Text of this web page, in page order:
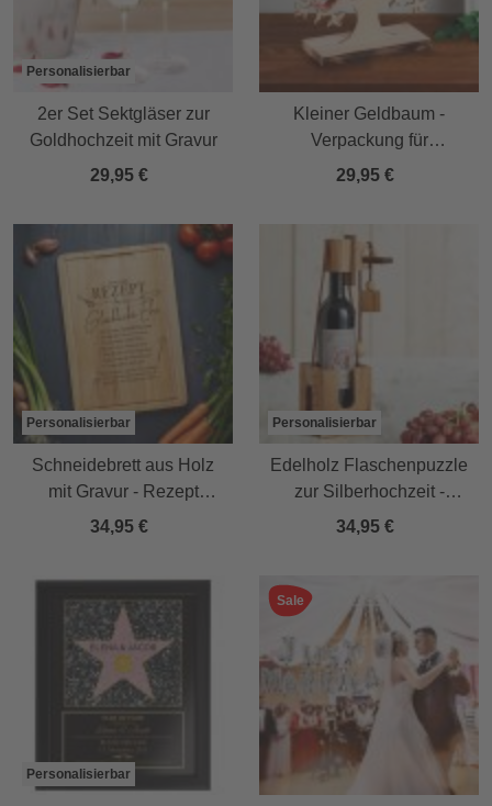
Personalisierbar
2er Set Sektgläser zur
Goldhochzeit mit Gravur
29,95 €
Kleiner Geldbaum -
Verpackung für
Geldgeschenke
29,95 €
Personalisierbar
Schneidebrett aus Holz
mit Gravur - Rezept
glückliche Ehe
34,95 €
Personalisierbar
Edelholz Flaschenpuzzle
zur Silberhochzeit -
dunkles Holz
34,95 €
Personalisierbar
Sale